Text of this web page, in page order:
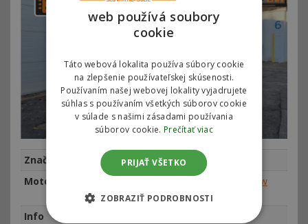
Značka
Mercedes-Benz
Motor
Mercedes V-Class / Vito III 220 CDI 140kw
(190hp)
Info
web používá soubory
cookie
Táto webová lokalita používa súbory cookie
na zlepšenie používateľskej skúsenosti.
Používaním našej webovej lokality vyjadrujete
súhlas s používaním všetkých súborov cookie
v súlade s našimi zásadami používania
súborov cookie. Prečítať viac
PRIJAŤ VŠETKO
ZOBRAZIŤ PODROBNOSTI